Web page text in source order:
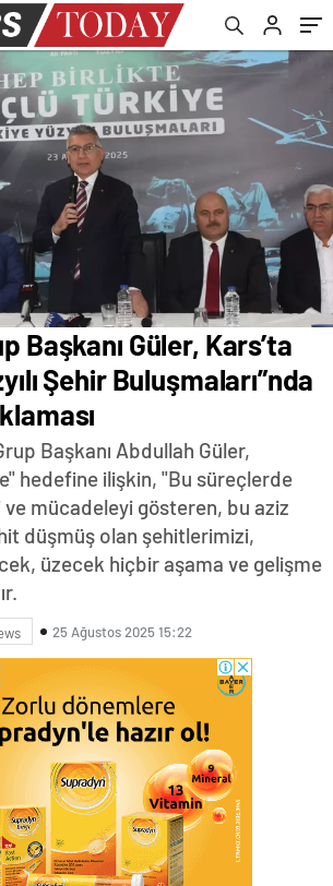
Başkanı Güler, Kars’ta
Şehir Buluşmaları”nda
Başkanı Abdullah Güler,
hedefine ilişkin, "Bu süreçlerde
ve mücadeleyi gösteren, bu aziz
düşmüş olan şehitlerimizi,
üzecek hiçbir aşama ve gelişme
25 Ağustos 2025 15:22